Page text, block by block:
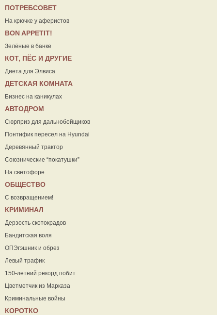
ПОТРЕБСОВЕТ
На крючке у аферистов
ВON APPETIT!
Зелёные в банке
КОТ, ПЁС И ДРУГИЕ
Диета для Элвиса
ДЕТСКАЯ КОМНАТА
Бизнес на каникулах
АВТОДРОМ
Сюрприз для дальнобойщиков
Понтифик пересел на Hyundai
Деревянный трактор
Союзнические “покатушки”
На светофоре
ОБЩЕСТВО
С возвращением!
КРИМИНАЛ
Дерзость скотокрадов
Бандитская воля
ОПЭгэшник и обрез
Левый трафик
150-летний рекорд побит
Цветметчик из Марказа
Криминальные войны
КОРОТКО